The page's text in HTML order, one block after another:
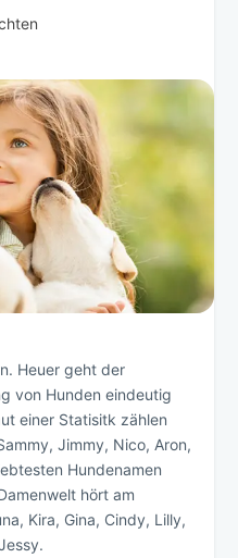
Heuer geht der
von Hunden eindeutig
einer Statisitk zählen
Jimmy, Nico, Aron,
Hundenamen
hört am
Kira, Gina, Cindy, Lilly,